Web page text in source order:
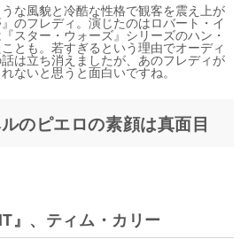
な風貌と冷酷な性格で観客を震え上が
のフレディ。演じたのはロバート・イ
スター・ウォーズ』シリーズのハン・
とも。若すぎるという理由でオーディ
は立ち消えましたが、あのフレディが
ないと思うと面白いですね。
のピエロの素顔は真面目
』、ティム・カリー